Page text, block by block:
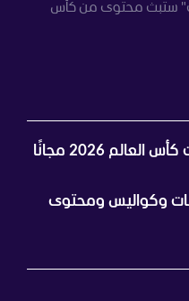
ستبث محتوى من كأس
تساؤلات حول بث مباريات كأس العالم 2026 مجانًا
وكواليس ومحتوى